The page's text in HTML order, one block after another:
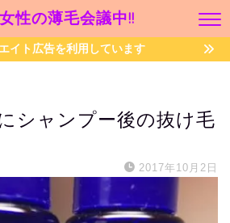
性の薄毛会議中!!
イト広告を利用しています
シャンプー後の抜け毛
2017年10月2日